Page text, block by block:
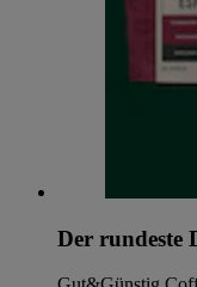
Der rundeste